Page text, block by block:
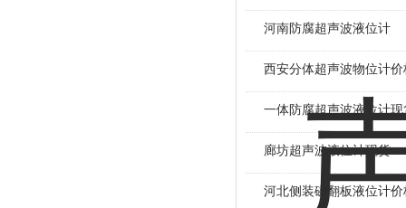
河南防腐超声波液位计
西安分体超声波物位计价
一体防腐超声波液位计现
廊坊超声波液位计现货
河北侧装磁翻板液位计价